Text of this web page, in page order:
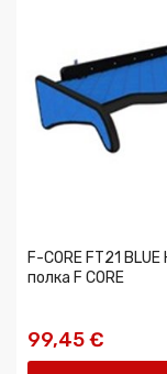
F-CORE FT21
полка F CORE
99,45 €